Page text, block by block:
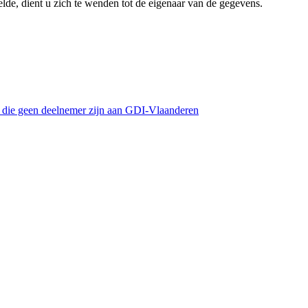
dient u zich te wenden tot de eigenaar van de gegevens.
geen deelnemer zijn aan GDI-Vlaanderen